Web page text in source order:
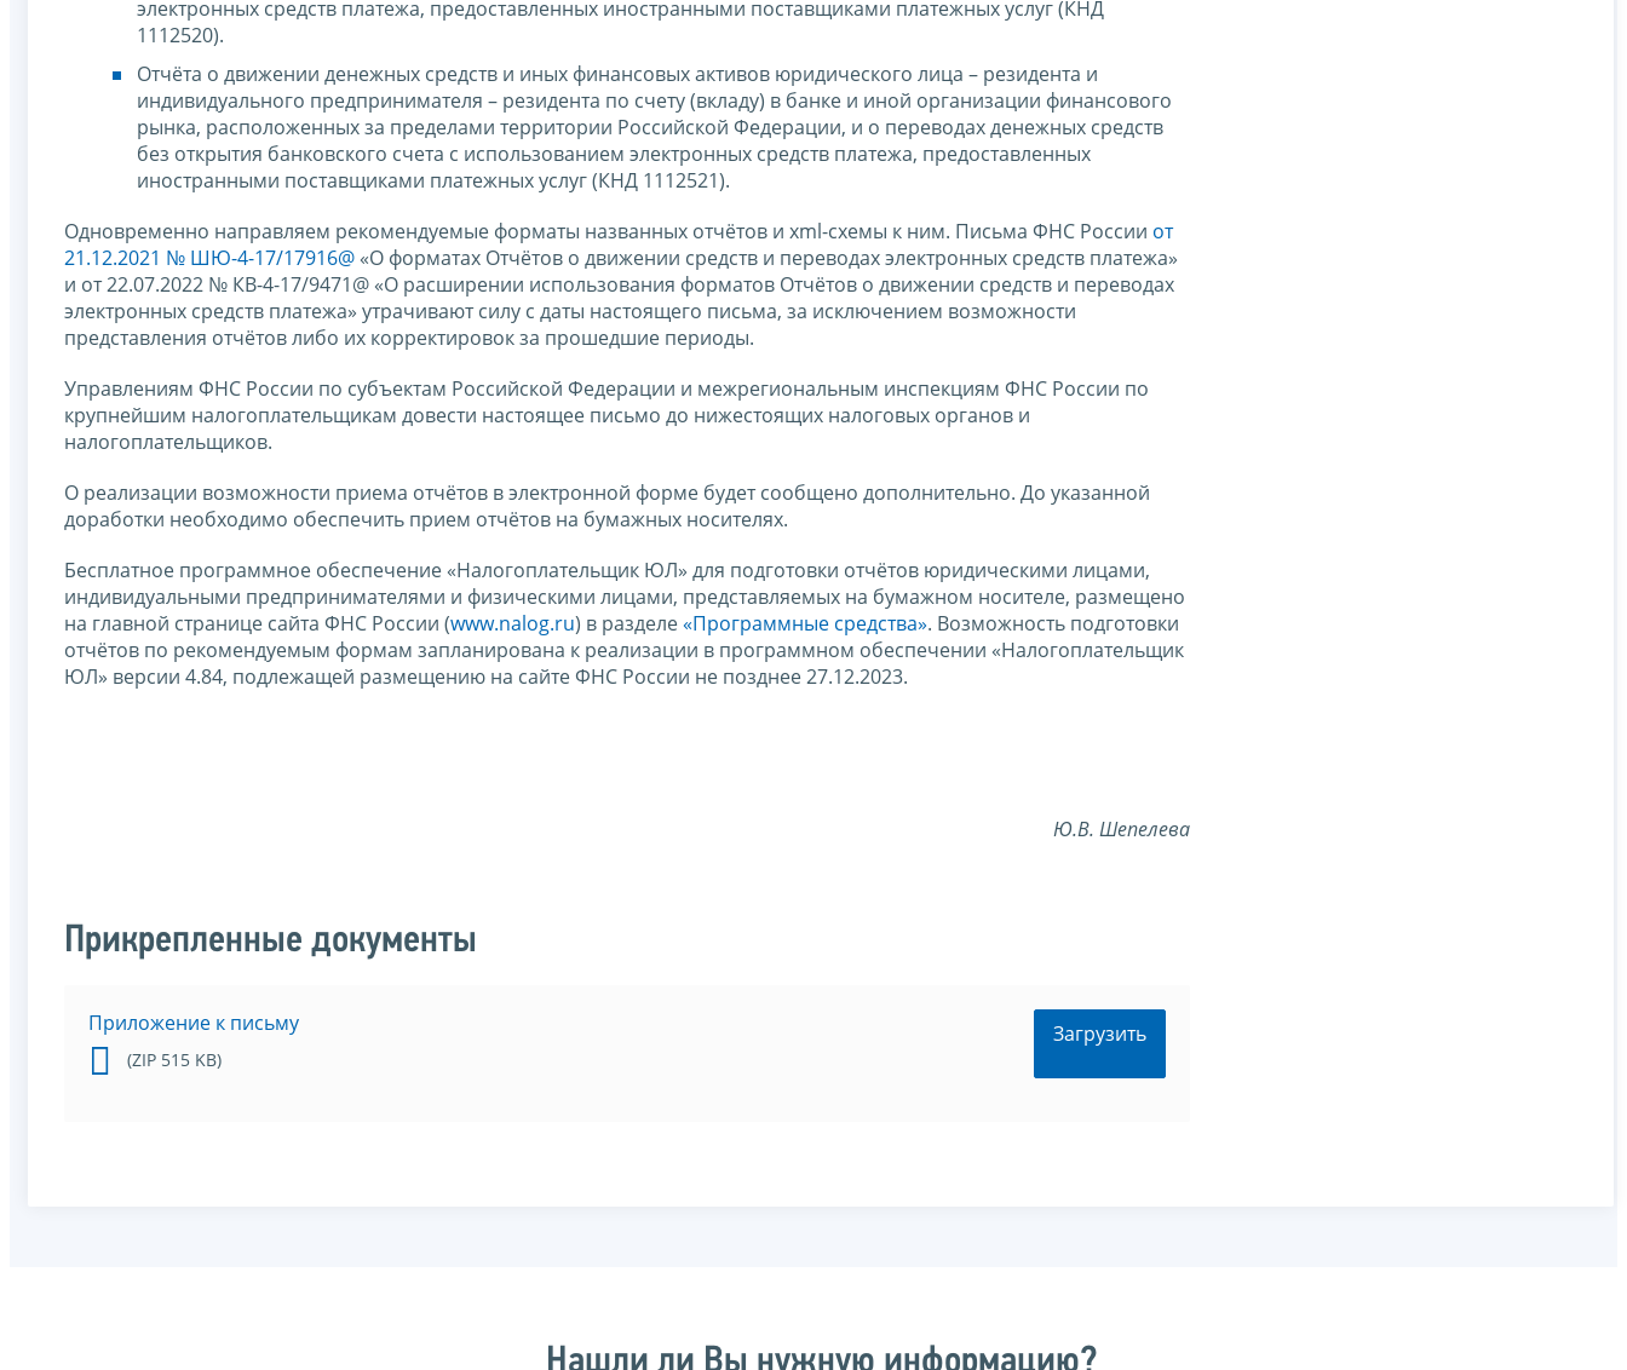
электронных средств платежа, предоставленных иностранными поставщиками платежных услуг (КНД
1112520).
Отчёта о движении денежных средств и иных финансовых активов юридического лица – резидента и
индивидуального предпринимателя – резидента по счету (вкладу) в банке и иной организации финансового
рынка, расположенных за пределами территории Российской Федерации, и о переводах денежных средств
без открытия банковского счета с использованием электронных средств платежа, предоставленных
иностранными поставщиками платежных услуг (КНД 1112521).
Одновременно направляем рекомендуемые форматы названных отчётов и xml-схемы к ним. Письма ФНС России от
21.12.2021 № ШЮ-4-17/17916@ «О форматах Отчётов о движении средств и переводах электронных средств платежа»
и от 22.07.2022 № КВ-4-17/9471@ «О расширении использования форматов Отчётов о движении средств и переводах
электронных средств платежа» утрачивают силу с даты настоящего письма, за исключением возможности
представления отчётов либо их корректировок за прошедшие периоды.
Управлениям ФНС России по субъектам Российской Федерации и межрегиональным инспекциям ФНС России по
крупнейшим налогоплательщикам довести настоящее письмо до нижестоящих налоговых органов и
налогоплательщиков.
О реализации возможности приема отчётов в электронной форме будет сообщено дополнительно. До указанной
доработки необходимо обеспечить прием отчётов на бумажных носителях.
Бесплатное программное обеспечение «Налогоплательщик ЮЛ» для подготовки отчётов юридическими лицами,
индивидуальными предпринимателями и физическими лицами, представляемых на бумажном носителе, размещено
на главной странице сайта ФНС России (www.nalog.ru) в разделе«Программные средства». Возможность подготовки
отчётов по рекомендуемым формам запланирована к реализации в программном обеспечении «Налогоплательщик
ЮЛ» версии 4.84, подлежащей размещению на сайте ФНС России не позднее 27.12.2023.
Ю.В. Шепелева
Прикрепленные документы
Приложение к письму
(ZIP 515 KB)
Загрузить